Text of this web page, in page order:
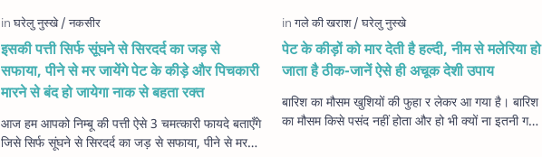
इसकी पत्ती सिर्फ सूंघने से सिरदर्द का जड़ से
सफाया, पीने से मर जायेंगे पेट के कीड़े और पिचकारी
मारने से बंद हो जायेगा नाक से बहता रक्त
आज हम आपको निम्बू की पत्ती ऐसे 3 चमत्कारी फायदे बताएँगे
जिसे सिर्फ सूंघने से सिरदर्द का जड़ से सफाया, पीने से मर
पेट के कीड़ों को मार देती है हल्दी, नीम से मलेरिया हो
जाता है ठीक-जानें ऐसे ही अचूक देशी उपाय
बारिश का मौसम खुशियों की फुहा र लेकर आ गया है। बारिश
का मौसम किसे पसंद नहीं होता और हो भी क्यों ना इतनी गर्मी